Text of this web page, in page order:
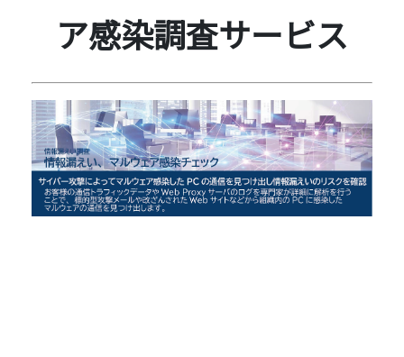
ア感染調査サービス